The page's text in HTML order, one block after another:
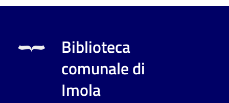
puoi
Biblioteca
comunale di
Imola